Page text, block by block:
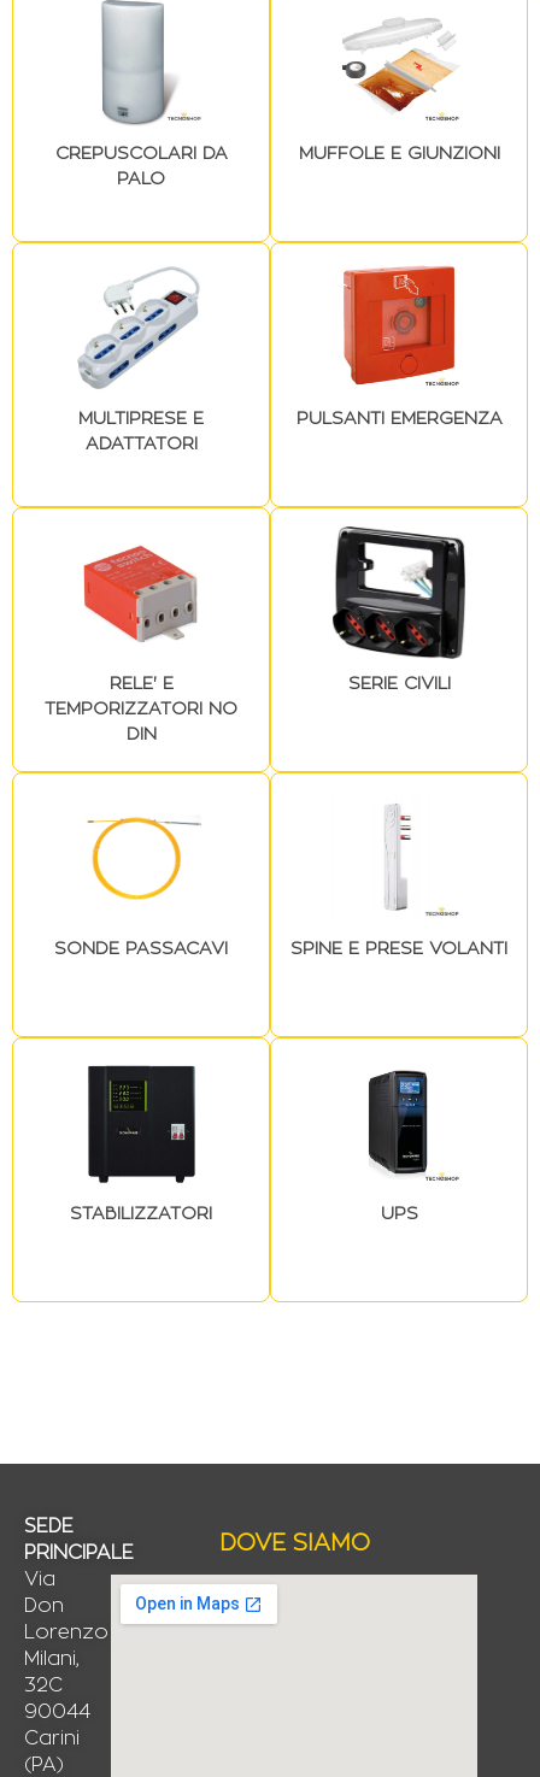
CREPUSCOLARI DA
PALO
MUFFOLE E GIUNZIONI
MULTIPRESE E
ADATTATORI
PULSANTI EMERGENZA
RELE' E
TEMPORIZZATORI NO
DIN
SERIE CIVILI
SONDE PASSACAVI SPINE E PRESE VOLANTI
STABILIZZATORI UPS
SEDE
PRINCIPALE
Via
Don
Lorenzo
Milani,
32C
90044
Carini
(PA)
DOVE SIAMO